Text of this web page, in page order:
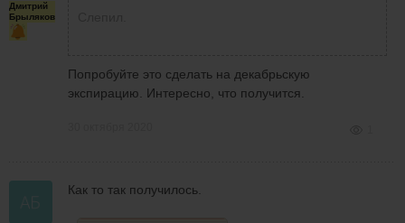
Дмитрий
Брыляков
Попробуйте это сделать на декабрьскую
экспирацию. Интересно, что получится.
Как то так получилось.